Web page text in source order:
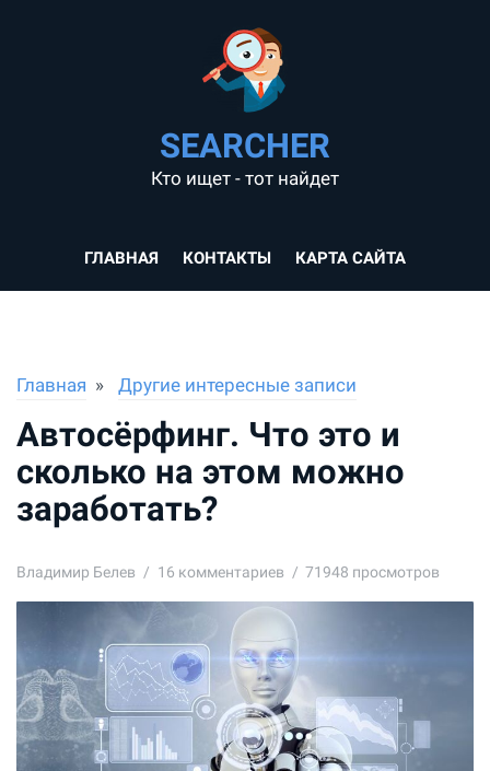
SEARCHER
Кто ищет - тот найдет
ГЛАВНАЯ КОНТАКТЫ КАРТА САЙТА
Главная Другие интересные записи
Автосёрфинг. Что это и
сколько на этом можно
заработать?
Владимир Белев 16 комментариев 71948 просмотров